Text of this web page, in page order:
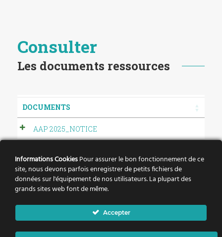
Consulter
Les documents ressources
DOCUMENTS
AAP 2025_NOTICE
2020_AAP_LISTE_PROJETS_RETENUS
ASSOCIATIONS
Informations CookiesPour assurer le bon fonctionnement de ce
site, nous devons parfois enregistrer de petits fichiers de
données sur l'équipement de nos utilisateurs. La plupart des
grands sites web font de même.
Accepter